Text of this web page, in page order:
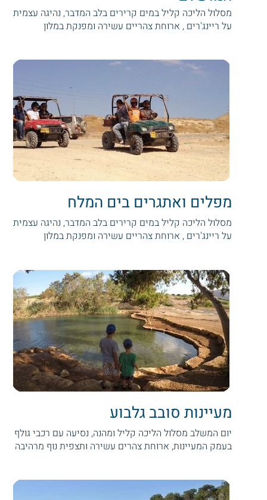
מסלול הליכה קליל במים קרירים בלב המדבר, נהיגה עצמית
על ריינג'רים , ארוחת צהריים עשירה ומפנקת במלון
מפלים ואתגרים בים המלח
מסלול הליכה קליל במים קרירים בלב המדבר, נהיגה עצמית
על ריינג'רים , ארוחת צהריים עשירה ומפנקת במלון
מעיינות סובב גלבוע
יום המשלב מסלול הליכה קליל ומהנה, נסיעה עם רכבי גולף
בעמק המעיינות, ארוחת צהרים עשירה ותצפית נוף מרהיבה